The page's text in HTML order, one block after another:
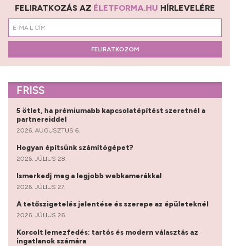
FELIRATKOZÁS AZ ÉLETFORMA.HU HÍRLEVELÉRE
FELIRATKOZOM
FRISS
5 ötlet, ha prémiumabb kapcsolatépítést szeretnél a
partnereiddel
2026. AUGUSZTUS 6.
Hogyan építsünk számítógépet?
2026. JÚLIUS 28.
Ismerkedj meg a legjobb webkamerákkal
2026. JÚLIUS 27.
A tetőszigetelés jelentése és szerepe az épületeknél
2026. JÚLIUS 26.
Korcolt lemezfedés: tartós és modern választás az
ingatlanok számára